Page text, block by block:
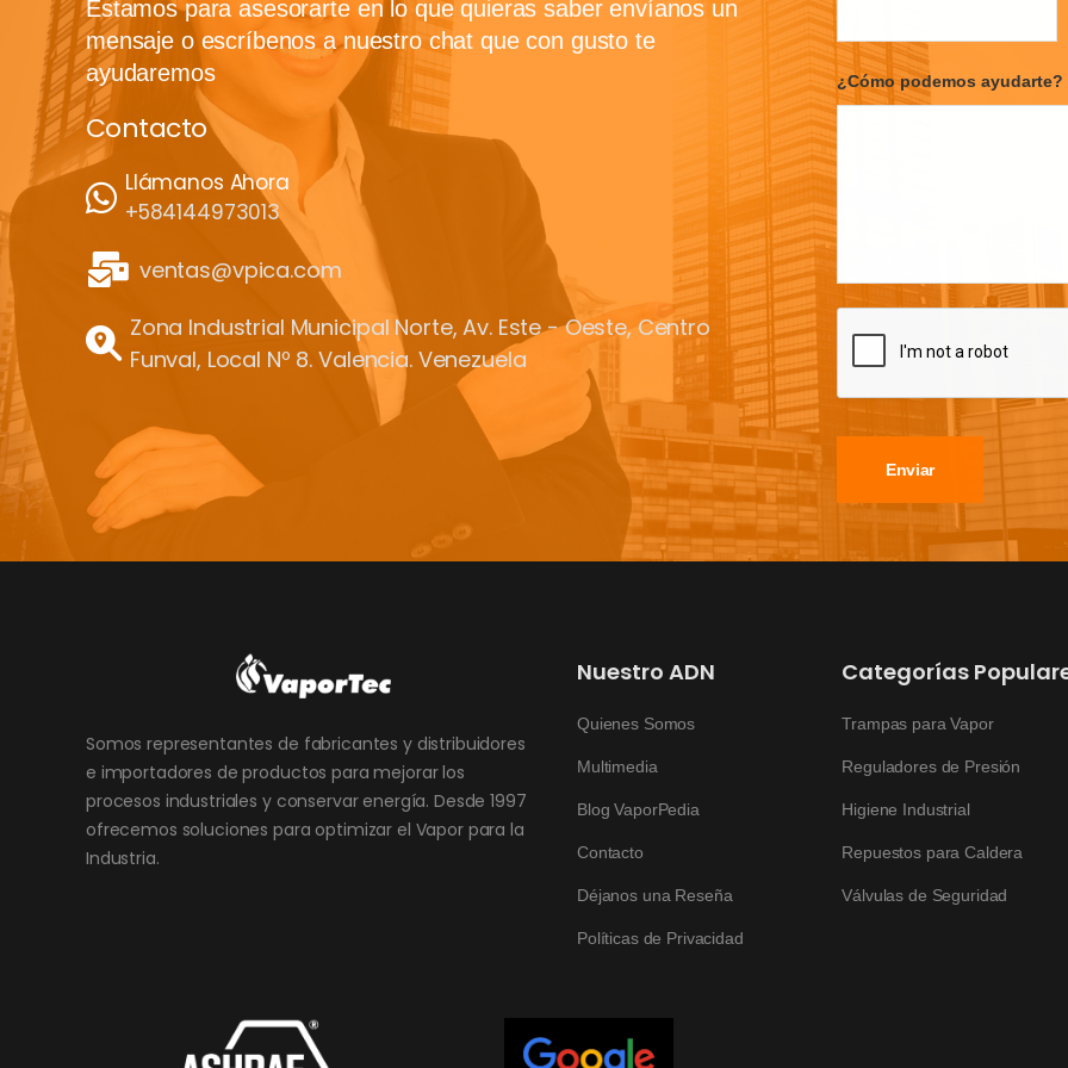
Estamos para asesorarte en lo que quieras saber envíanos un
mensaje o escríbenos a nuestro chat que con gusto te
ayudaremos
Contacto
Llámanos Ahora
+584144973013
ventas@vpica.com
Zona Industrial Municipal Norte, Av. Este - Oeste, Centro
Funval, Local Nº 8. Valencia. Venezuela
¿Cómo podemos ayudarte?
Enviar
Somos representantes de fabricantes y distribuidores
e importadores de productos para mejorar los
procesos industriales y conservar energía. Desde 1997
ofrecemos soluciones para optimizar el Vapor para la
Industria.
Nuestro ADN
Quienes Somos
Multimedia
Blog VaporPedia
Contacto
Déjanos una Reseña
Políticas de Privacidad
Categorías
Trampas para Vapor
Reguladores de Presión
Higiene Industrial
Repuestos para Caldera
Válvulas de Seguridad